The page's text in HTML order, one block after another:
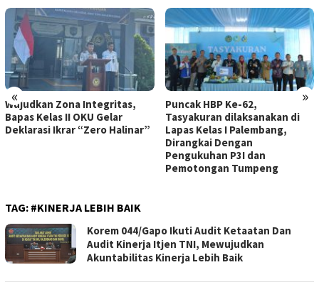
« »
Puncak HBP Ke-62,
Tasyakuran dilaksanakan di
Lapas Kelas I Palembang,
Lapas Sekayu Gandeng
Lembaga PDKP Perkuat
Pemahaman Hukum Warga
Binaan Lapas Sekayu
TAG: #KINERJA LEBIH BAIK
Korem 044/Gapo Ikuti Audit Ketaatan Dan
Audit Kinerja Itjen TNI, Mewujudkan
Akuntabilitas Kinerja Lebih Baik